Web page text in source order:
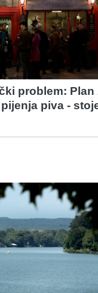
problem: Plan
piva -